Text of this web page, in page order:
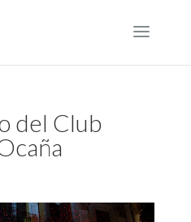
del Club